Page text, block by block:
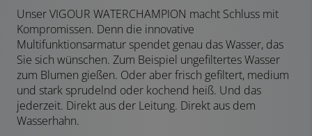
Unser VIGOUR WATERCHAMPION macht Schluss mit
Kompromissen. Denn die innovative
Multifunktionsarmatur spendet genau das Wasser, das
Sie sich wünschen. Zum Beispiel ungefiltertes Wasser
zum Blumen gießen. Oder aber frisch gefiltert, medium
und stark sprudelnd oder kochend heiß. Und das
jederzeit. Direkt aus der Leitung. Direkt aus dem
Wasserhahn.